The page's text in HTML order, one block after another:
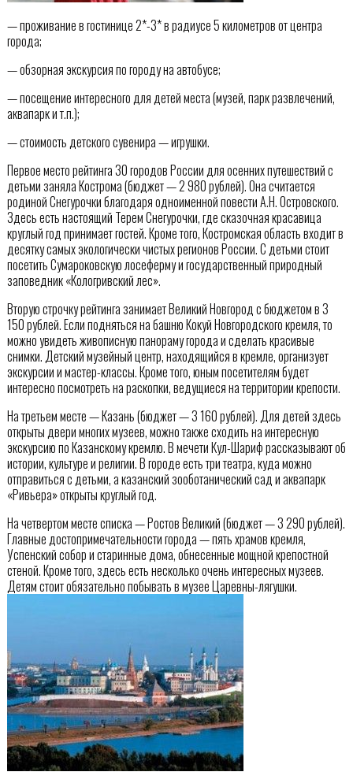
— проживание в гостинице 2*-3* в радиусе 5 километров от центра
города;
— обзорная экскурсия по городу на автобусе;
— посещение интересного для детей места (музей, парк развлечений,
аквапарк и т.п.);
— стоимость детского сувенира — игрушки.
Первое место рейтинга 30 городов России для осенних путешествий с
детьми заняла Кострома (бюджет — 2 980 рублей). Она считается
родиной Снегурочки благодаря одноименной повести А.Н. Островского.
Здесь есть настоящий Терем Снегурочки, где сказочная красавица
круглый год принимает гостей. Кроме того, Костромская область входит в
десятку самых экологически чистых регионов России. С детьми стоит
посетить Сумароковскую лосеферму и государственный природный
заповедник «Кологривский лес».
Вторую строчку рейтинга занимает Великий Новгород с бюджетом в 3
150 рублей. Если подняться на башню Кокуй Новгородского кремля, то
можно увидеть живописную панораму города и сделать красивые
снимки. Детский музейный центр, находящийся в кремле, организует
экскурсии и мастер-классы. Кроме того, юным посетителям будет
интересно посмотреть на раскопки, ведущиеся на территории крепости.
На третьем месте — Казань (бюджет — 3 160 рублей). Для детей здесь
открыты двери многих музеев, можно также сходить на интересную
экскурсию по Казанскому кремлю. В мечети Кул-Шариф рассказывают об
истории, культуре и религии. В городе есть три театра, куда можно
отправиться с детьми, а казанский зооботанический сад и аквапарк
«Ривьера» открыты круглый год.
На четвертом месте списка — Ростов Великий (бюджет — 3 290 рублей).
Главные достопримечательности города — пять храмов кремля,
Успенский собор и старинные дома, обнесенные мощной крепостной
стеной. Кроме того, здесь есть несколько очень интересных музеев.
Детям стоит обязательно побывать в музее Царевны-лягушки.